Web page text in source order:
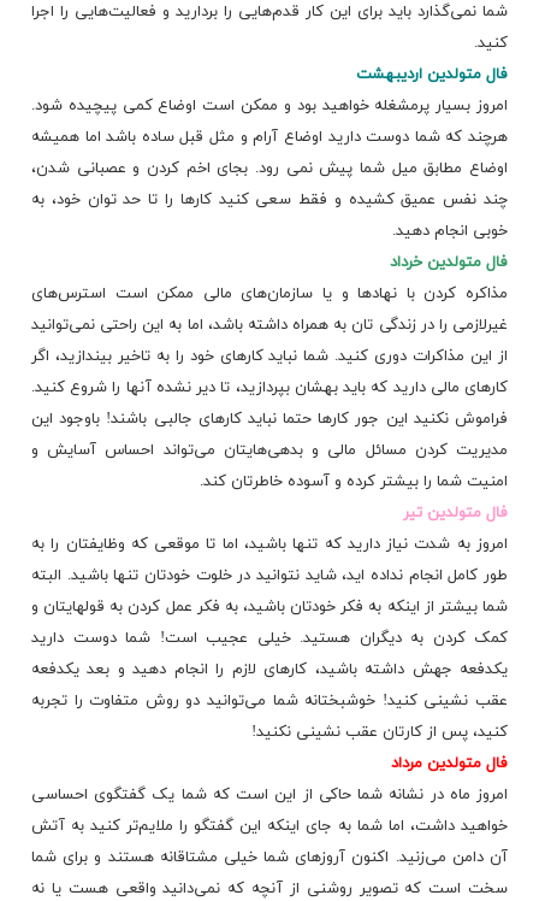
شما نمی‌گذارد باید برای این کار قدم‌هایی را بردارید و فعالیت‌هایی را اجرا
کنید.
فال متولدین اردیبهشت
امروز بسیار پرمشغله خواهید بود و ممکن است اوضاع کمی پیچیده شود.
هرچند که شما دوست دارید اوضاع آرام و مثل قبل ساده باشد اما همیشه
اوضاع مطابق میل شما پیش نمی رود. بجای اخم کردن و عصبانی شدن،
چند نفس عمیق کشیده و فقط سعی کنید کارها را تا حد توان خود، به
خوبی انجام دهید.
فال متولدین خرداد
مذاکره کردن با نهادها و یا سازمان‌های مالی ممکن است استرس‌های
غیرلازمی ‌را در زندگی تان به همراه داشته باشد، اما به این راحتی نمی‌توانید
از این مذاکرات دوری کنید. شما نباید کارهای خود را به تاخیر بیندازید، اگر
کارهای مالی دارید که باید بهشان بپردازید، تا دیر نشده آنها را شروع کنید.
فراموش نکنید این جور کارها حتما نباید کارهای جالبی باشند! باوجود این
مدیریت کردن مسائل مالی و بدهی‌هایتان می‌تواند احساس آسایش و
امنیت شما را بیشتر کرده و آسوده خاطرتان کند.
فال متولدین تیر
امروز به شدت نیاز دارید که تنها باشید، اما تا موقعی که وظایفتان را به
طور کامل انجام نداده اید، شاید نتوانید در خلوت خودتان تنها باشید. البته
شما بیشتر از اینکه به فکر خودتان باشید، به فکر عمل کردن به قولهایتان و
کمک کردن به دیگران هستید. خیلی عجیب است! شما دوست دارید
یکدفعه جهش داشته باشید، کارهای لازم را انجام دهید و بعد یکدفعه
عقب نشینی کنید! خوشبختانه شما می‌توانید دو روش متفاوت را تجربه
کنید، پس از کارتان عقب نشینی نکنید!
فال متولدین مرداد
امروز ماه در نشانه شما حاکی از این است که شما یک گفتگوی احساسی
خواهید داشت، اما شما به جای اینکه این گفتگو را ملایم‌تر کنید به آتش
آن دامن می‌زنید. اکنون آروزهای شما خیلی مشتاقانه هستند و برای شما
سخت است که تصویر روشنی از آنچه که نمی‌دانید واقعی هست یا نه